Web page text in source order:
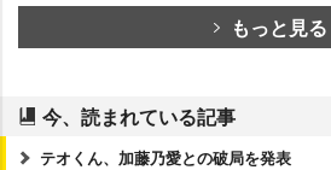
もっと見る
今、読まれている記事
テオくん、加藤乃愛との破局を発表